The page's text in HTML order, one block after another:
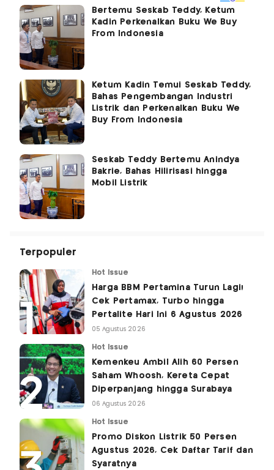
Bertemu Seskab Teddy, Ketum
Kadin Perkenalkan Buku We Buy
From Indonesia
Ketum Kadin Temui Seskab Teddy,
Bahas Pengembangan Industri
Listrik dan Perkenalkan Buku We
Buy From Indonesia
Seskab Teddy Bertemu Anindya
Bakrie, Bahas Hilirisasi hingga
Mobil Listrik
Terpopuler
Hot Issue
Harga BBM Pertamina Turun Lagi!
Cek Pertamax, Turbo hingga
Pertalite Hari Ini 6 Agustus 2026
05 Agustus 2026
Hot Issue
Kemenkeu Ambil Alih 60 Persen
Saham Whoosh, Kereta Cepat
Diperpanjang hingga Surabaya
06 Agustus 2026
Hot Issue
Promo Diskon Listrik 50 Persen
Agustus 2026, Cek Daftar Tarif dan
Syaratnya